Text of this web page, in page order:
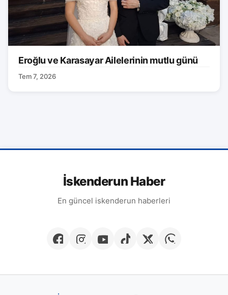
Eroğlu ve Karasayar Ailelerinin mutlu günü
Tem 7, 2026
İskenderun Haber
En güncel iskenderun haberleri